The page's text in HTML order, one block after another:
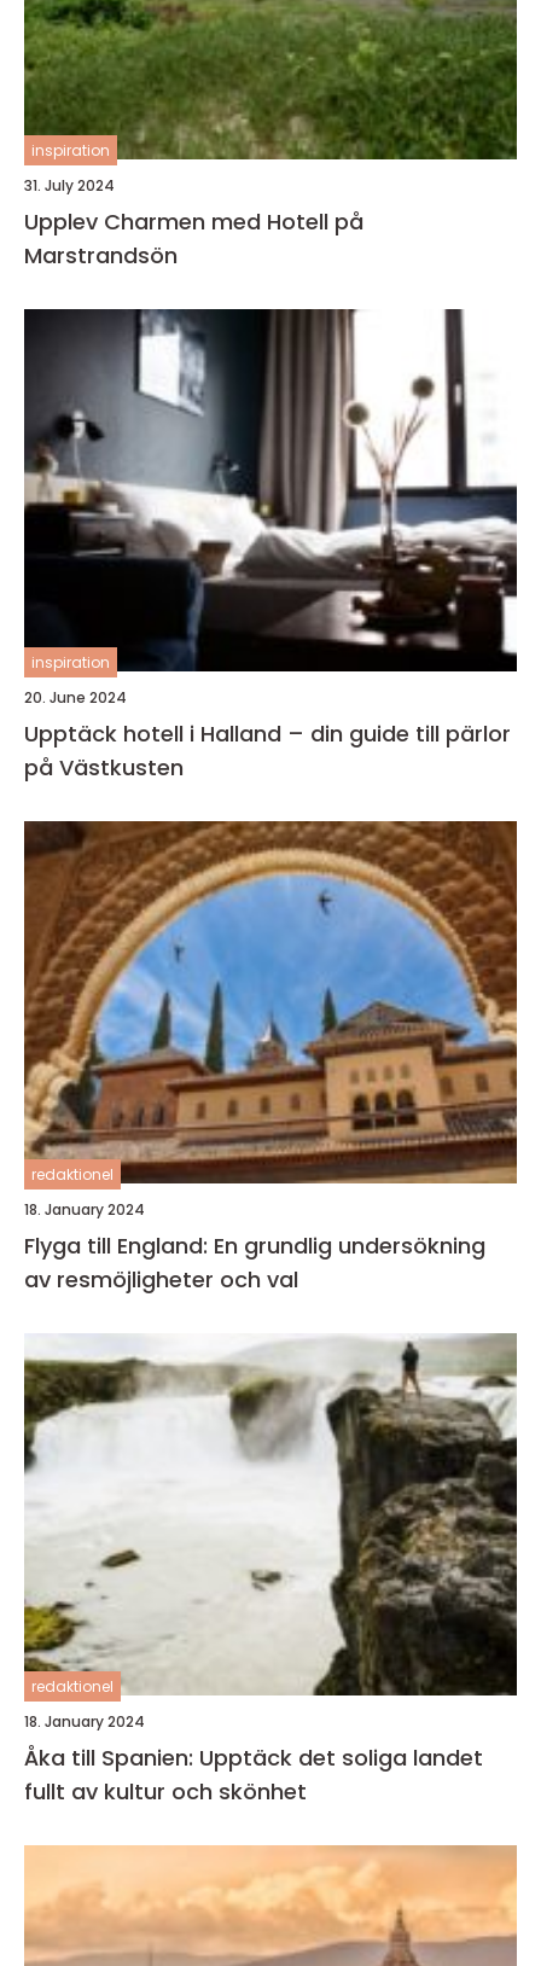
inspiration
31. July 2024
Upplev Charmen med Hotell på
Marstrandsön
inspiration
20. June 2024
Upptäck hotell i Halland – din guide till pärlor
på Västkusten
redaktionel
18. January 2024
Flyga till England: En grundlig undersökning
av resmöjligheter och val
redaktionel
18. January 2024
Åka till Spanien: Upptäck det soliga landet
fullt av kultur och skönhet